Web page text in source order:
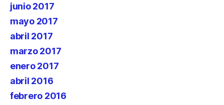
junio 2017
mayo 2017
abril 2017
marzo 2017
enero 2017
abril 2016
febrero 2016